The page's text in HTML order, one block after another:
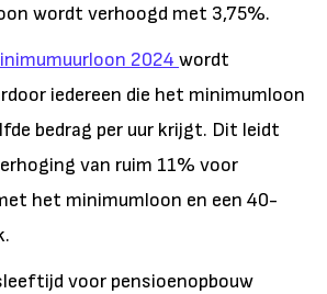
wordt verhoogd met 3,75%.
2024 wordt
iedereen die het minimumloon
bedrag per uur krijgt. Dit leidt
van ruim 11% voor
het minimumloon en een 40-
voor pensioenopbouw